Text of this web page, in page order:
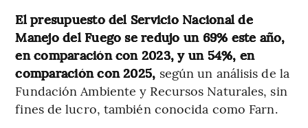
El presupuesto del Servicio Nacional de
Manejo del Fuego se redujo un 69% este año,
en comparación con 2023, y un 54%, en
comparación con 2025, según un análisis de la
Fundación Ambiente y Recursos Naturales, sin
fines de lucro, también conocida como Farn.